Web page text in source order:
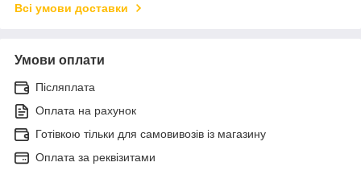
Всі умови доставки
Умови оплати
Післяплата
Оплата на рахунок
Готівкою тільки для самовивозів із магазину
Оплата за реквізитами